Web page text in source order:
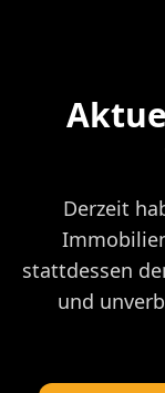
Derzeit
stattdessen
und